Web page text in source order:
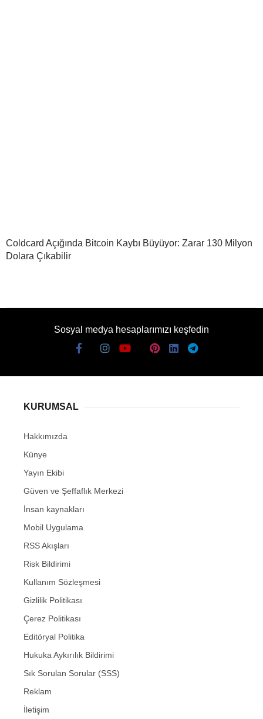
Coldcard Açığında Bitcoin Kaybı Büyüyor: Zarar 130 Milyon
Dolara Çıkabilir
Sosyal medya hesaplarımızı keşfedin
KURUMSAL
Hakkımızda
Künye
Yayın Ekibi
Güven ve Şeffaflık Merkezi
İnsan kaynakları
Mobil Uygulama
RSS Akışları
Risk Bildirimi
Kullanım Sözleşmesi
Gizlilik Politikası
Çerez Politikası
Editöryal Politika
Hukuka Aykırılık Bildirimi
Sık Sorulan Sorular (SSS)
Reklam
İletişim